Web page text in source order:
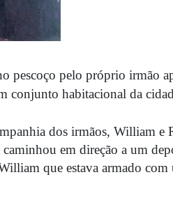
pescoço pelo próprio irmão
conjunto habitacional da
dos irmãos, William e
em direção a um
que estava armado com